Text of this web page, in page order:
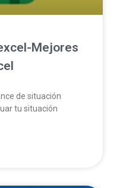
Mejores
de situación
tu situación